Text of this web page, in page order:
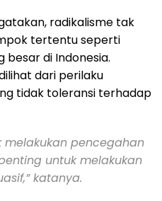
radikalisme tak
tertentu seperti
besar di Indonesia.
dari perilaku
tidak toleransi terhadap
pencegahan
untuk melakukan
katanya.